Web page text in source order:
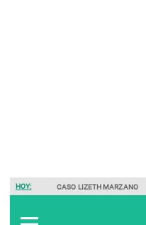
HOY: CASO LIZETH MARZANO